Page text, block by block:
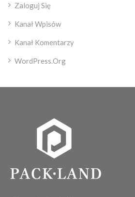
Zaloguj Się
Kanał Wpisów
Kanał Komentarzy
WordPress.org